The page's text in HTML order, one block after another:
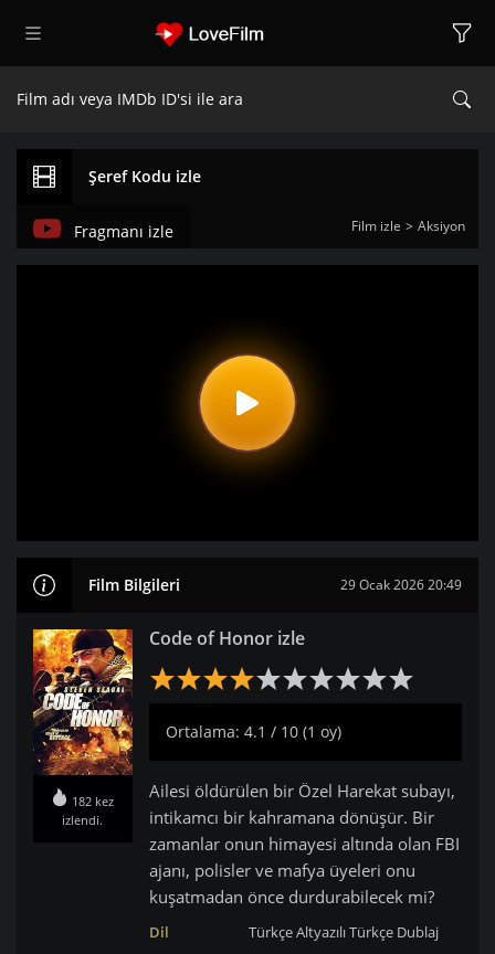
Şeref Kodu izle
Film izle Aksiyon
Fragmanı izle
Film Bilgileri 29 Ocak 2026 20:49
182 kez
izlendi.
Code of Honor izle
Ortalama: 4.1 / 10 (1 oy)
Ailesi öldürülen bir Özel Harekat subayı,
intikamcı bir kahramana dönüşür. Bir
zamanlar onun himayesi altında olan FBI
ajanı, polisler ve mafya üyeleri onu
kuşatmadan önce durdurabilecek mi?
Dil Türkçe AltyazılıTürkçe Dublaj